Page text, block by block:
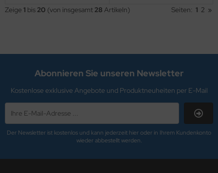
Zeige 1 bis 20 (von insgesamt 28 Artikeln) Seiten: 1 2 »
Abonnieren Sie unseren Newsletter
Kostenlose exklusive Angebote und Produktneuheiten per E-Mail
Der Newsletter ist kostenlos und kann jederzeit hier oder in Ihrem Kundenkonto
wieder abbestellt werden.
ABSORB